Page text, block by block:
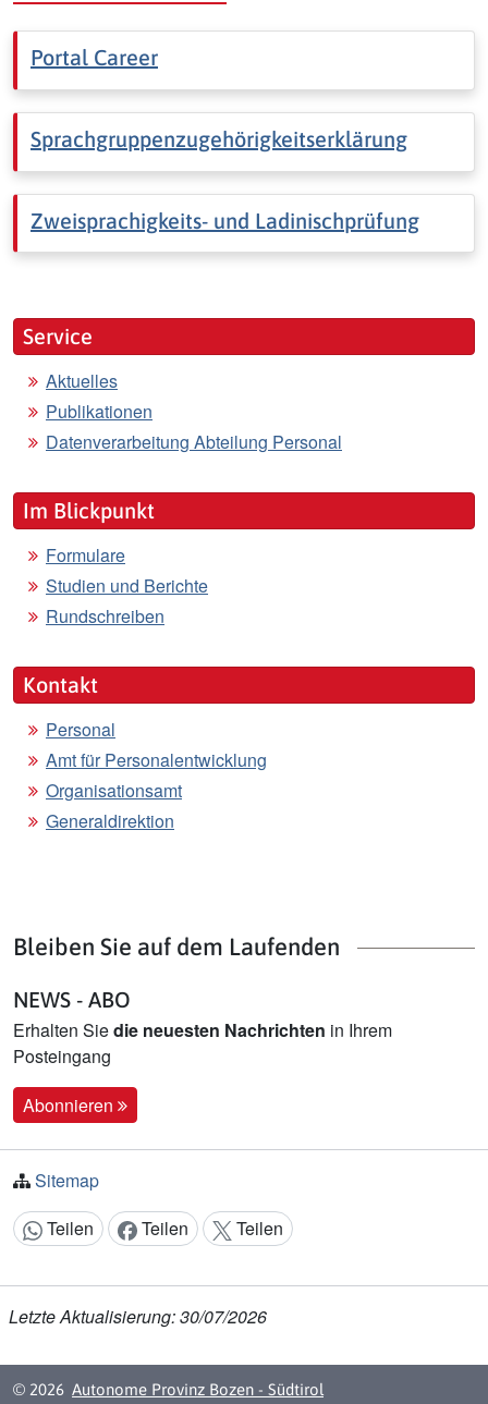
Portal Career
Sprachgruppenzugehörigkeitserklärung
Zweisprachigkeits- und Ladinischprüfung
Service
Aktuelles
Publikationen
Datenverarbeitung Abteilung Personal
Im Blickpunkt
Formulare
Studien und Berichte
Rundschreiben
Kontakt
Personal
Amt für Personalentwicklung
Organisationsamt
Generaldirektion
Bleiben Sie auf dem Laufenden
NEWS - ABO
Erhalten Siedie neuesten Nachrichten in Ihrem
Posteingang
Abonnieren
Sitemap
Inhalt teilen:
Teilen Teilen Teilen
Letzte Aktualisierung: 30/07/2026
© 2026 Autonome Provinz Bozen - Südtirol